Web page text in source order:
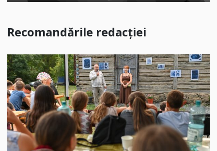
Recomandările redacției